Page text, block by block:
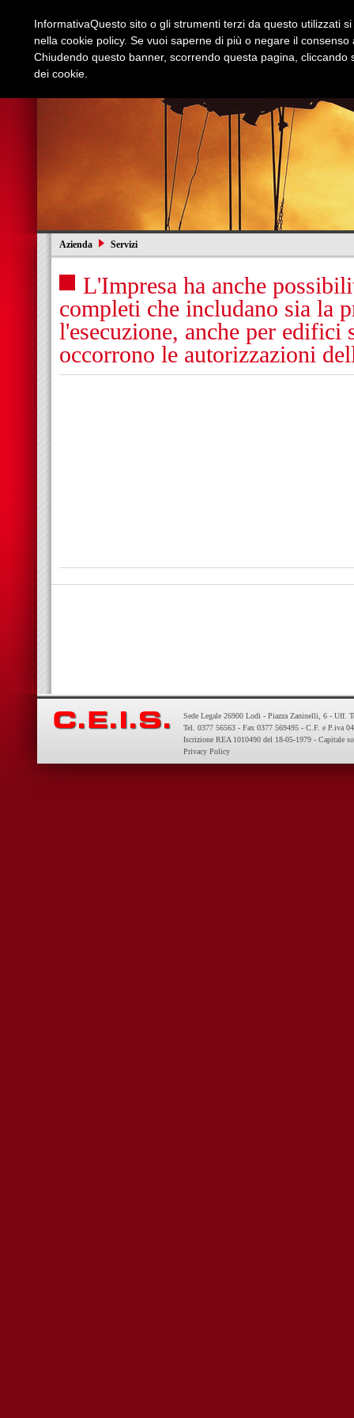
Azienda Servizi
L'Impresa ha anche
completi che includano sia la
l'esecuzione, anche per
occorrono le autorizzazioni
Sede Legale 26900 Lodi - Piazza Zaninelli, 6 - Uff.
Tel. 0377 56563 - Fax 0377 569495 - C.F. e P.iva
Iscrizione REA 1010490 del 18-05-1979 - Capitale
Privacy Policy
InformativaQuesto sito o gli strumenti terzi da questo utilizzati
nella cookie policy. Se vuoi saperne di più o negare il
Chiudendo questo banner, scorrendo questa pagina,
dei cookie.